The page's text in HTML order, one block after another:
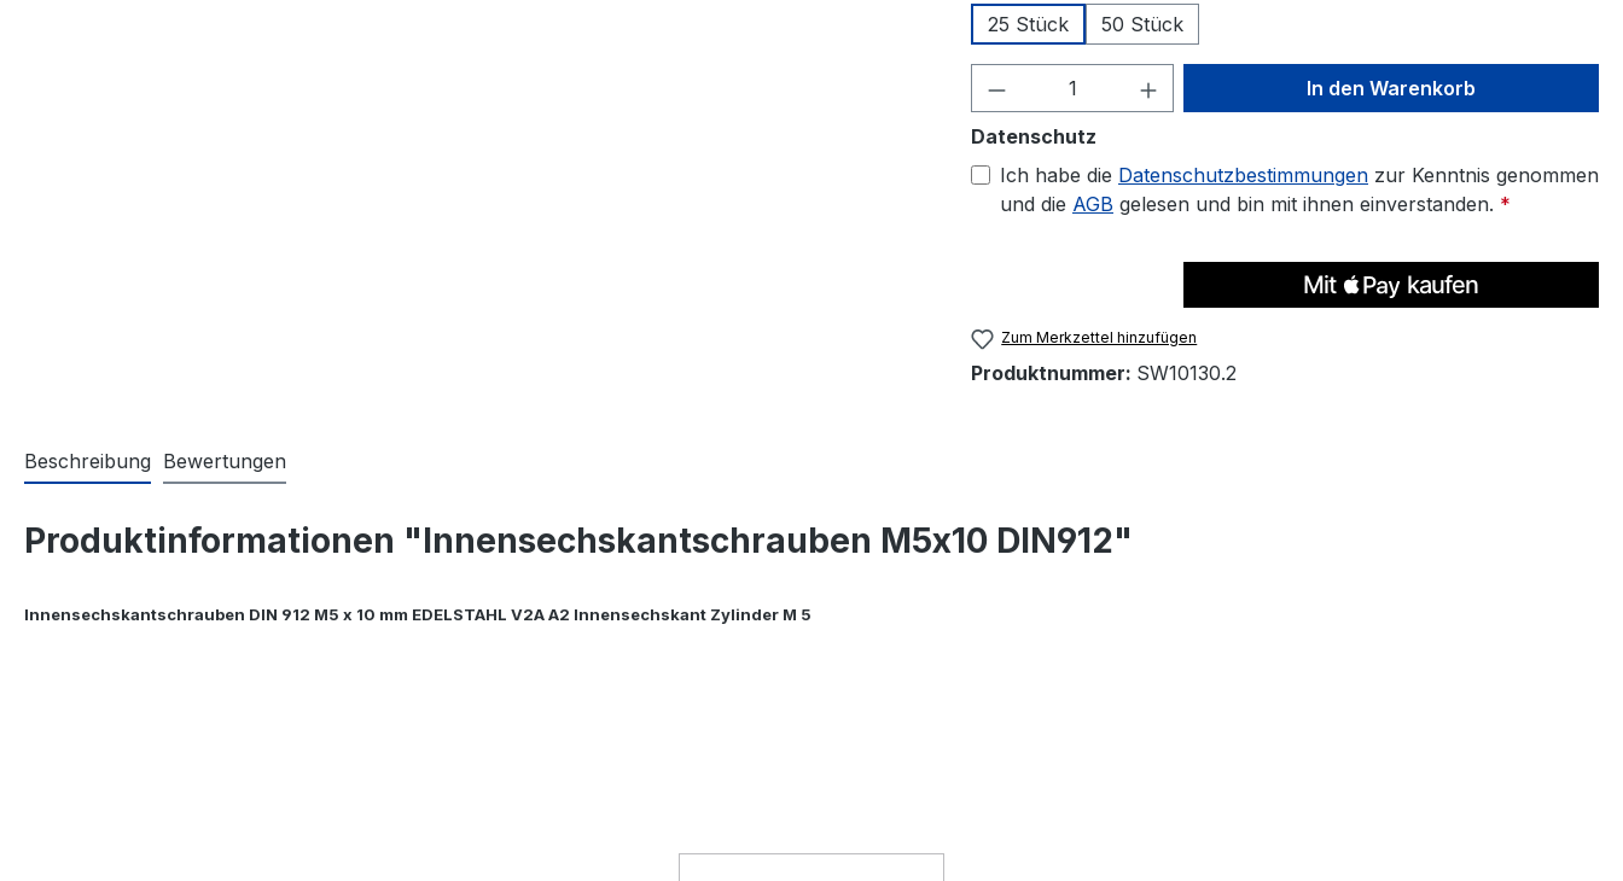
25 Stück
50 Stück
Produkt Anzahl: Gib den gewünschten Wert
In den Warenkorb
Datenschutz
Ich habe die Datenschutzbestimmungen zur Kenntnis genommen
und die AGB gelesen und bin mit ihnen einverstanden. *
Zum Merkzettel hinzufügen
Produktnummer: SW10130.2
Beschreibung Bewertungen
Produktinformationen "Innensechskantschrauben M5x10 DIN912"
Innensechskantschrauben DIN 912 M5 x 10 mm EDELSTAHL V2A A2 Innensechskant Zylinder M 5